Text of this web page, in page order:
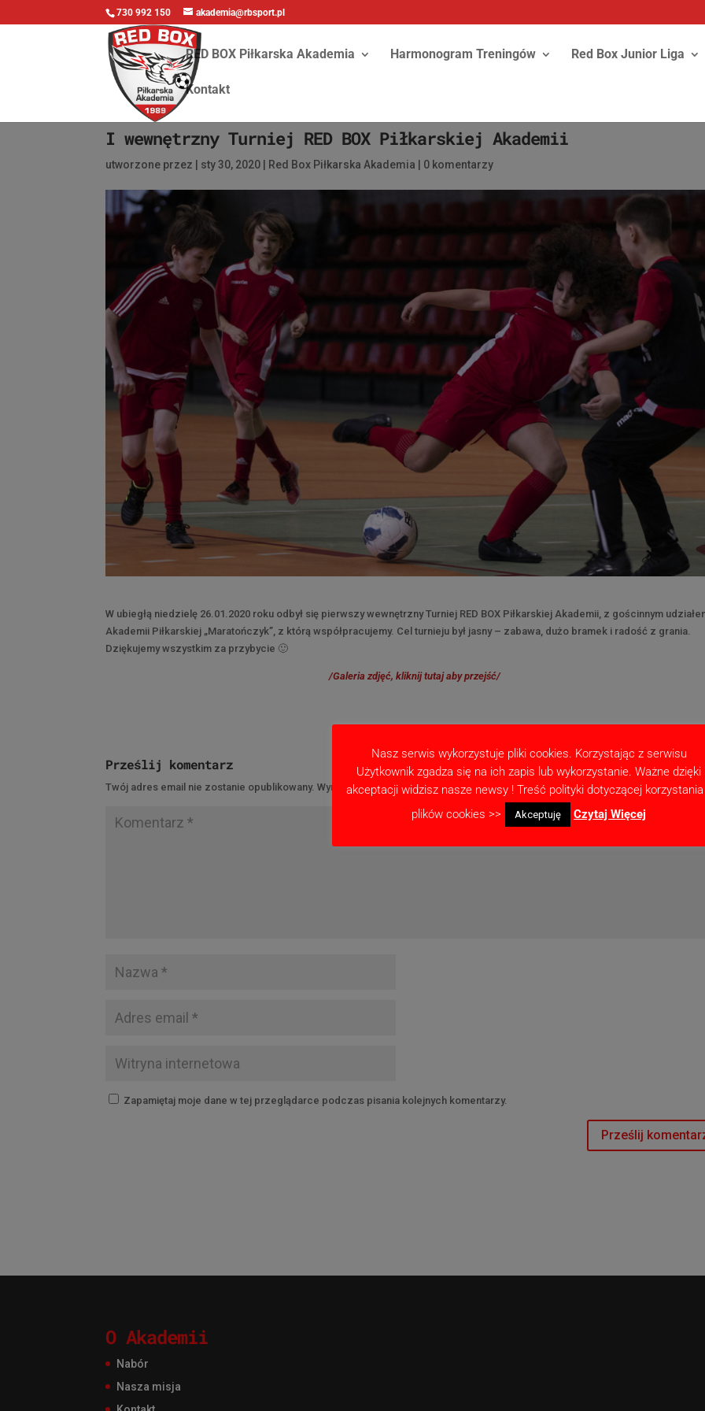
730 992 150 akademia@rbsport.pl
RED BOX Piłkarska Akademia Harmonogram Treningów Red Box Junior Liga
Kontakt
I wewnętrzny Turniej RED BOX Piłkarskiej Akademii
utworzone przez sty 30, 2020 Red Box Piłkarska Akademia 0 komentarzy
W ubiegłą niedzielę 26.01.2020 roku odbył się pierwszy wewnętrzny Turniej RED BOX Piłkarskiej Akademii, z gościnnym
Akademii Piłkarskiej „Maratończyk”, z którą współpracujemy. Cel turnieju był jasny – zabawa, dużo bramek i radość z grania.
Dziękujemy wszystkim za przybycie 🙂
/Galeria zdjęć, kliknij tutaj aby przejść/
Prześlij komentarz
Twój adres email nie zostanie opublikowany. Wymagane pola są oznaczone*
Zapamiętaj moje dane w tej przeglądarce podczas pisania kolejnych komentarzy.
O Akademii
Nabór
Nasza misja
Nasz serwis wykorzystuje pliki cookies. Korzystając z serwisu
Użytkownik zgadza się na ich zapis lub wykorzystanie. Ważne dzięki
akceptacji widzisz nasze newsy ! Treść polityki dotyczącej
plików cookies >>
Akceptuję Czytaj Więcej